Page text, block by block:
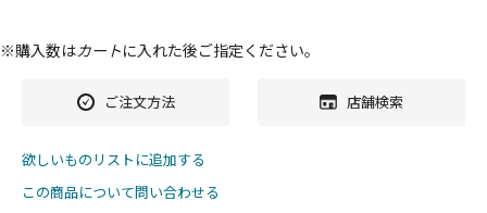
※購入数はカートに入れた後ご指定ください。
ご注文方法 店舗検索
欲しいものリストに追加する
この商品について問い合わせる